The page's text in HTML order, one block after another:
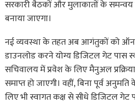
सरकारी बैठकों और मुलाकातों के समन्वय
बनाया जाएगा।
नई व्यवस्था के तहत अब आगंतुकों को
डाउनलोड करने योग्य डिजिटल गेट पास
सचिवालय में प्रवेश के लिए मैनुअल
समाप्त हो जाएगी। वहीं, बिना पूर्व
लिए भी स्वागत कक्ष से सीधे डिजिटल गेट